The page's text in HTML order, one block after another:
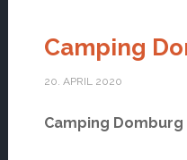
Camping
20. APRIL 2020
Camping Domburg